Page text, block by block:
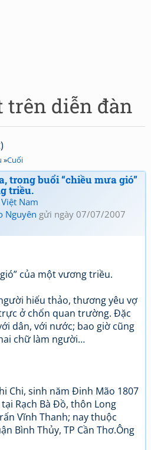
trên diễn đàn
»Cuối
trong buổi “chiều mưa gió”
triều.
Nam
Nguyên gửi ngày 07/07/2007
của một vương triều.
hiếu thảo, thương yêu vợ
ở chốn quan trường. Đặc
dân, với nước; bao giờ cũng
chữ làm người…
Chi, sinh năm Đinh Mão 1807
Rạch Bà Đồ, thôn Long
Vĩnh Thanh; nay thuộc
Bình Thủy, TP Cần Thơ.Ông